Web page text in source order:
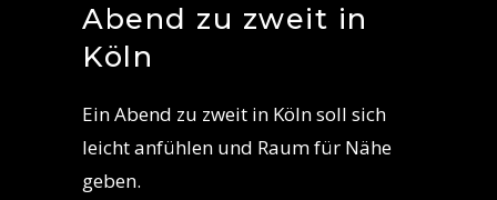
Abend zu zweit in
Köln
Ein Abend zu zweit in Köln soll sich
leicht anfühlen und Raum für Nähe
geben.